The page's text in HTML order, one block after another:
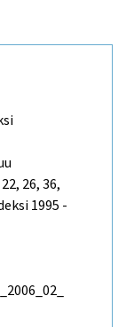
26, 36,
1995 -